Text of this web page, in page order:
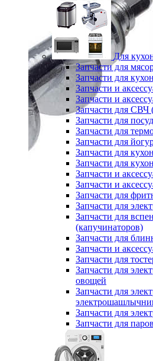
Для
Запчасти для
Запчасти для
Запчасти и
Запчасти и
Запчасти для СВЧ
Запчасти для
Запчасти для
Запчасти для
Запчасти для
Запчасти для
Запчасти и
Запчасти и
Запчасти для
Запчасти для
Запчасти для
(капучинаторов)
Запчасти для
Запчасти и
Запчасти для
Запчасти для
овощей
Запчасти для
Запчасти для
Запчасти для